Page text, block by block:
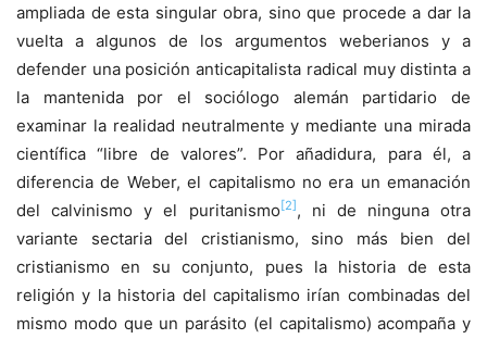
ampliada de esta singular obra, sino que procede a dar la
vuelta a algunos de los argumentos weberianos y a
defender una posición anticapitalista radical muy distinta a
la mantenida por el sociólogo alemán partidario de
examinar la realidad neutralmente y mediante una mirada
científica “libre de valores”. Por añadidura, para él, a
diferencia de Weber, el capitalismo no era un emanación
del calvinismo y el puritanismo [2] , ni de ninguna otra
variante sectaria del cristianismo, sino más bien del
cristianismo en su conjunto, pues la historia de esta
religión y la historia del capitalismo irían combinadas del
mismo modo que un parásito (el capitalismo) acompaña y